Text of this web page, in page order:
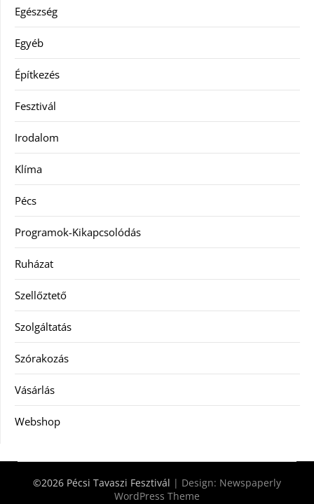
Egészség
Egyéb
Építkezés
Fesztivál
Irodalom
Klíma
Pécs
Programok-Kikapcsolódás
Ruházat
Szellőztető
Szolgáltatás
Szórakozás
Vásárlás
Webshop
©2026 Pécsi Tavaszi Fesztivál | Design: Newspaperly
WordPress Theme